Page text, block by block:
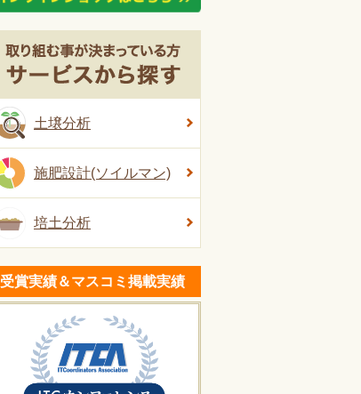
土壌分析
施肥設計(ソイルマン)
培土分析
受賞実績＆マスコミ掲載実績